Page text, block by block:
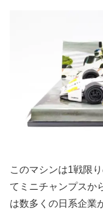
このマシンは1戦限
てミニチャンプスか
は数多くの日系企業